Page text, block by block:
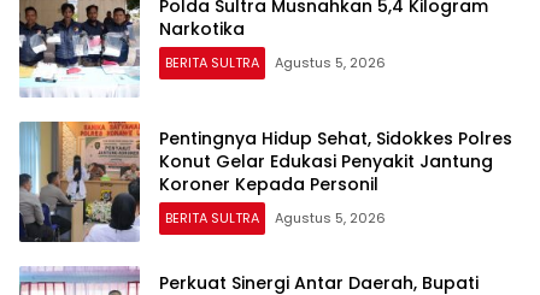
Polda Sultra Musnahkan 5,4 Kilogram
Narkotika
BERITA SULTRA Agustus 5, 2026
Pentingnya Hidup Sehat, Sidokkes Polres
Konut Gelar Edukasi Penyakit Jantung
Koroner Kepada Personil
BERITA SULTRA Agustus 5, 2026
Perkuat Sinergi Antar Daerah, Bupati